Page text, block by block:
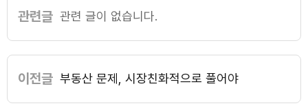
관련글 관련 글이 없습니다.
이전글 부동산 문제, 시장친화적으로 풀어야